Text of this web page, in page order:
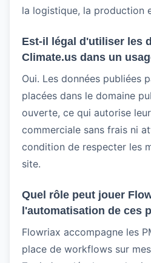
la logistique, la production
Est‑il légal d'utiliser les
Climate.us dans un
Oui. Les données publiées
placées dans le domaine
ouverte, ce qui autorise
commerciale sans frais ni
condition de respecter les
site.
Quel rôle peut jouer
l'automatisation de ces
Flowriax accompagne les
place de workflows sur